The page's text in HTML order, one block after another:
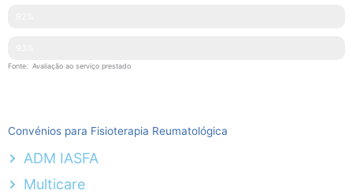
Fonte: Avaliação ao serviço prestado
Convénios para Fisioterapia Reumatológica
ADM IASFA
Multicare